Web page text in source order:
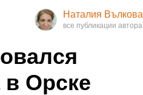
Наталия Вълкова
в Орске